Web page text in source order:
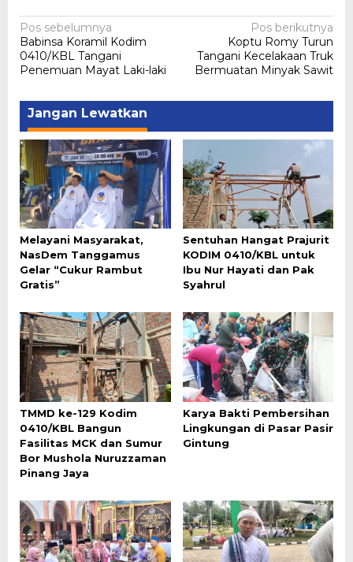
Navigasi
pos
Pos sebelumnya
Babinsa Koramil Kodim
0410/KBL Tangani
Penemuan Mayat Laki-laki
Pos berikutnya
Koptu Romy Turun
Tangani Kecelakaan Truk
Bermuatan Minyak Sawit
Jangan Lewatkan
Melayani Masyarakat,
NasDem Tanggamus
Gelar “Cukur Rambut
Gratis”
Sentuhan Hangat Prajurit
KODIM 0410/KBL untuk
Ibu Nur Hayati dan Pak
Syahrul
TMMD ke-129 Kodim
0410/KBL Bangun
Fasilitas MCK dan Sumur
Bor Mushola Nuruzzaman
Pinang Jaya
Karya Bakti Pembersihan
Lingkungan di Pasar Pasir
Gintung